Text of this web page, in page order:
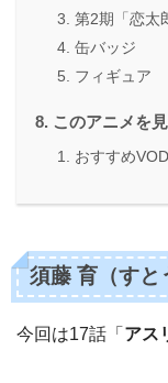
第2期「恋太
缶バッジ
フィギュア
このアニメを
おすすめ
須藤 育（すと
今回は17話「 アス